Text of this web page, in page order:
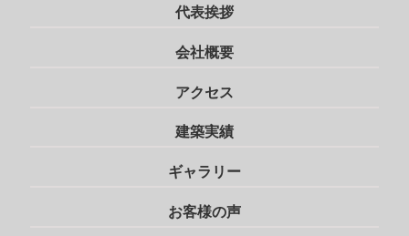
代表挨拶
会社概要
アクセス
建築実績
ギャラリー
お客様の声